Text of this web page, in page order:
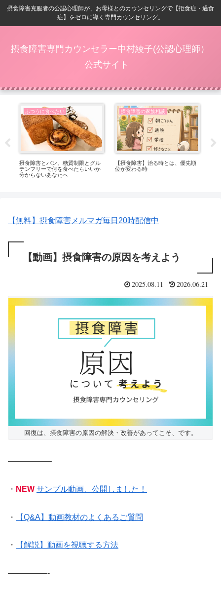
摂食障害克服者の公認心理師が、お母様とのカウンセリングで【拒食症・過食
症】をゼロに導く専門カウンセリング。
摂食障害専門カウンセラー中村綾子(公認心理師）
公式サイト
ふつうに食べたい
摂食障害とパン。糖質制限とグル
テンフリーで何を食べたらいいか
分からないあなたへ
摂食障害の家族相談
【摂食障害】治る時とは、優先順
位が変わる時
【無料】摂食障害メルマガ毎日20時配信中
【動画】摂食障害の原因を考えよう
2025.08.11 2026.06.21
回復は、摂食障害の原因の解決・改善があってこそ、です。
—————–
・ NEW サンプル動画、公開しました！
・ 【Q&A】動画教材のよくあるご質問
・ 【解説】動画を視聴する方法
—————-